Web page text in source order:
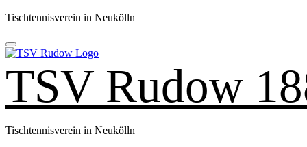
Tischtennisverein in Neukölln
TSV Rudow
Tischtennisverein in Neukölln